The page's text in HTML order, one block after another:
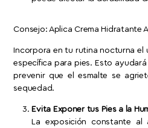
Consejo: Aplica Crema Hidratante
Incorpora en tu rutina nocturna el
específica para pies. Esto
prevenir que el esmalte se
sequedad.
Evita Exponer tus Pies a la
La exposición constante al